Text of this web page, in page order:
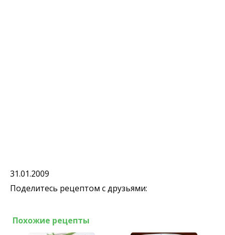
31.01.2009
Поделитесь рецептом с друзьями:
Похожие рецепты